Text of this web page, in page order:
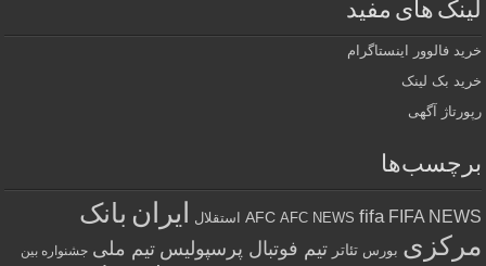
لینک های مفید
خرید فالوور اینستاگرام
خرید بک لینک
رپورتاژ آگهی
برچسب‌ها
AFC AFC NEWS fifa FIFA NEWS استقلال ایران بانک
مرکزی بورس تئاتر تیم فوتبال پرسپولیس تیم ملی جشنواره بین